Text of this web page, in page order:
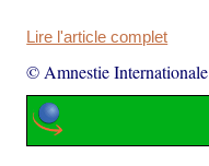
Lire l'article complet
© Amnestie Internationale